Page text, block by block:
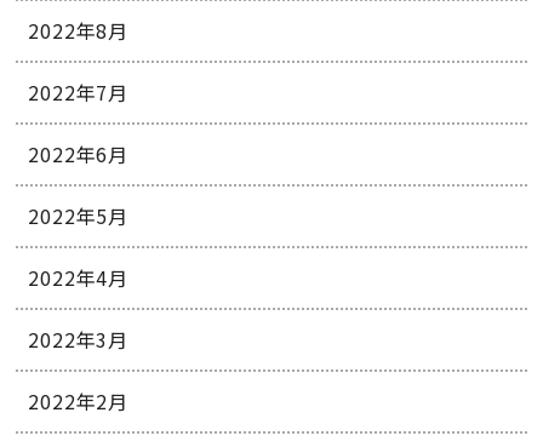
2022年8月
2022年7月
2022年6月
2022年5月
2022年4月
2022年3月
2022年2月